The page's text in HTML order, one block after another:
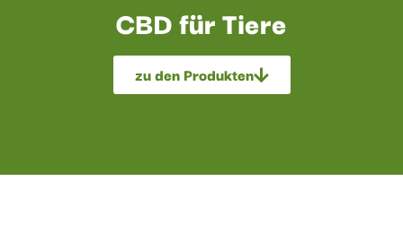
CBD für Tiere
zu den Produkten